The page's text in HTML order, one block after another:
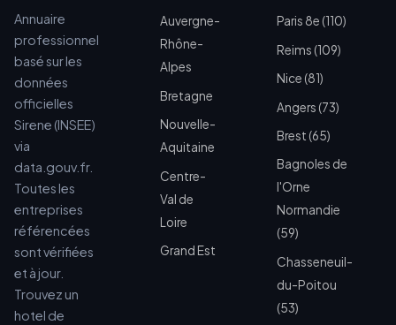
Annuaire
professionnel
basé sur les
données
officielles
Sirene (INSEE)
via
data.gouv.fr.
Toutes les
entreprises
référencées
sont vérifiées
et à jour.
Trouvez un
hotel de
Auvergne-
Rhône-
Alpes
Bretagne
Nouvelle-
Aquitaine
Centre-
Val de
Loire
Grand Est
Paris 8e (110)
Reims (109)
Nice (81)
Angers (73)
Brest (65)
Bagnoles de
l'Orne
Normandie
(59)
Chasseneuil-
du-Poitou
(53)